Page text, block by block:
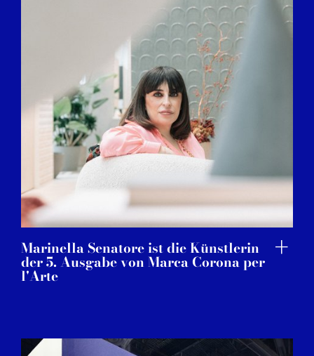
Marinella Senatore ist die Künstlerin
der 5. Ausgabe von Marca Corona per
l'Arte